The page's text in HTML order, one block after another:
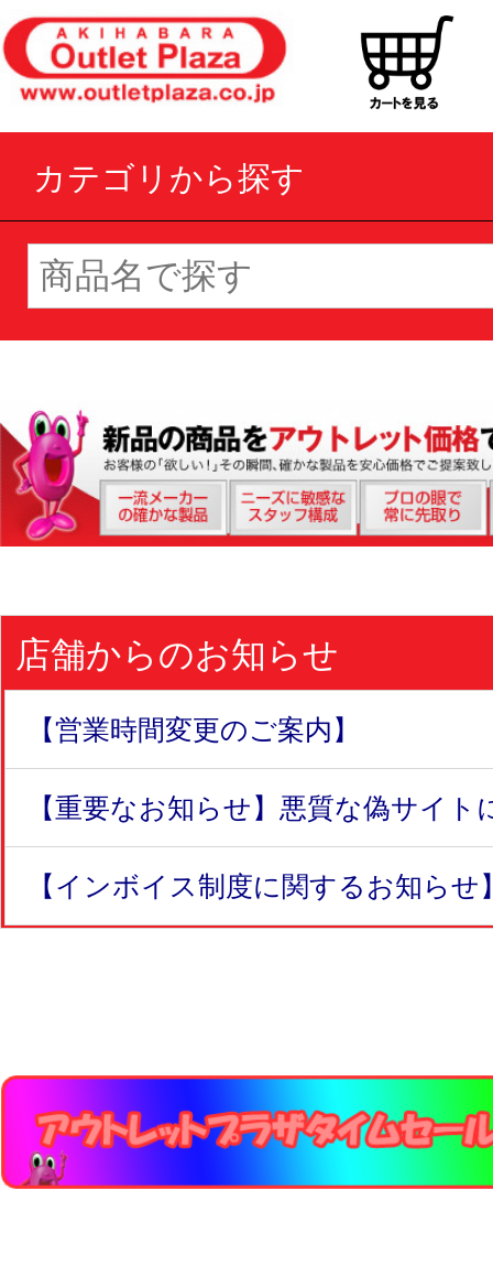
カテゴリから探す
店舗からのお知らせ
【営業時間変更のご案内】
【重要なお知らせ】悪質な偽サイト
【インボイス制度に関するお知らせ